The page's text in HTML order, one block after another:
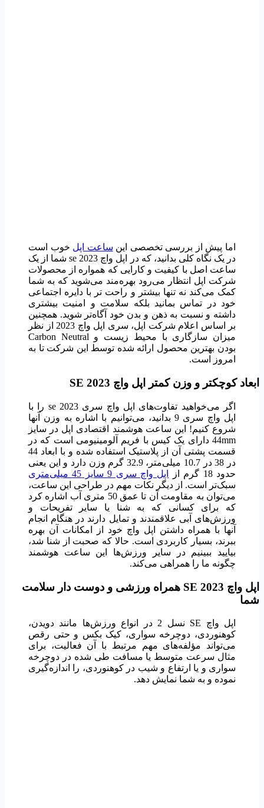
اما پیش از بررسی تخصصی این ساعت اپل خوب است
در یک نگاه کلی بدانید، که در اپل واچ se 2023 شما از یک
ساعت اصل با کیفیت و کارایی که همواره از محصولات
شرکت اپل انتظار می‌رود بهره‌مند می‌شوید که به شما
کمک می‌کند نه تنها بیشتر و راحت تر با دایره اجتماعی
خود در تماس بمانید بلکه سلامت و امنیت بیشتری
داشته و نسبت به ذهن و بدن خود آگاه‌تر شوید. همچنین
بر اساس اعلام شرکت اپل، سری اپل واچ 2023 از نظر
میزان سازگاری با محیط زیست و Carbon Neutral
بودن بهترین محصول ارائه شده توسط این شرکت تا به
امروز است.
ابعاد کوچکتر و وزن کمتر اپل واچ SE 2023
اگر می‌خواهید تفاوت‌های اپل واچ سری se 2023 را با
اپل واچ سری 9 بدانید، می‌توانیم با اشاره به وزن آنها
شروع کنیم! این ساعت هوشمند اقتصادی اپل در سایز
44mm دارای یک کیس با فریم آلومینیومی است که در
قسمت پشتی آن از پلاستیک استفاده شده و با ابعاد 44
در 38 در 10.7 میلی‌متر، 32.9 گرم وزن دارد و این یعنی
حدود 18 گرم از
اپل واچ سری 9 سایز 45 میلی‌متری
سبک‌تر است. از دیگر نکات مهم در طراحی این ساعت،
می‌توان به مقاومت آن تا عمق 50 متری آب اشاره کرد
که برای کسانی که به شنا یا سایر تفریحات و
ورزش‌های آبی علاقمندند و تمایل دارند در هنگام انجام
آنها با همراه داشتن اپل واچ خود از امکانات آن بهره
ببرند، بسیار کاربردی است. حالا که صحبت از شنا شد،
بیایید ببینیم در سایر ورزش‌ها این ساعت هوشمند
چگونه ما را همراهی می‌کند.
اپل واچ 2023 SE همراه ورزشی و دوست دار سلامت
شما
اپل واچ SE نسل 2 در انواع ورزش‌ها مانند دویدن،
کوهنوردی، دوچرخه سواری، کیک بکس و حتی رقص
می‌تواند مؤلفه‌های مهم مرتبط با آن فعالیت، برای
مثال سرعت متوسط یا مسافت طی شده در دوچرخه
سواری و یا ارتفاع و شیب در کوهنوردی، را اندازه‌گیری
نموده و به شما نمایش دهد.